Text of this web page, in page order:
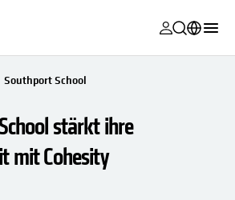
wird in
wird in
wird in
wird in
wird in
wird in
wird in
wird in
Français (France)
日本語 (Japan)
Southport School
stärkt ihre
mit Cohesity